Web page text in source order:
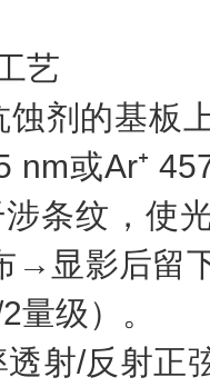
艺
剂 的基板
nm或Ar⁺
条纹，使
→ 显影后留
量级）。
透射/反射正